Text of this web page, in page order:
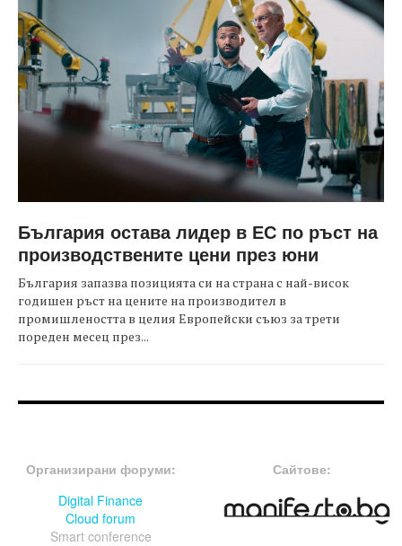
България остава лидер в ЕС по ръст на
производствените цени през юни
България запазва позицията си на страна с най-висок
годишен ръст на цените на производител в
промишлеността в целия Европейски съюз за трети
пореден месец през...
Организирани форуми:
Digital Finance
Cloud forum
Smart conference
Сайтове: